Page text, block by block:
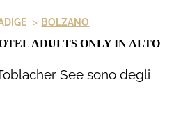
> BOLZANO
ADULTS ONLY IN ALTO
See sono degli